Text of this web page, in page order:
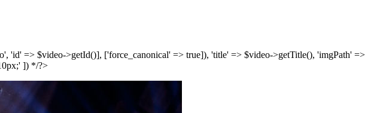
'id' => $video->getId()], ['force_canonical' => true]), 'title' => $video->getTitle(), 'imgPath' =>
]) */?>